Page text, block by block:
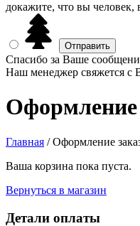
докажите, что вы человек,
Спасибо за Ваше
Наш менеджер свяжется с
Оформление
Главная /Оформление
Ваша корзина пока пуста.
Вернуться в магазин
Детали оплаты